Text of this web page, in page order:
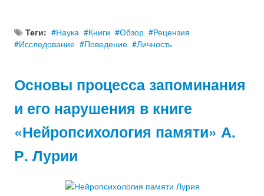
Теги: Наука Книги Обзор
Рецензия
Исследование
Поведение Личность
Основы процесса запоминания
и его нарушения в книге
«Нейропсихология памяти» А.
Р. Лурии